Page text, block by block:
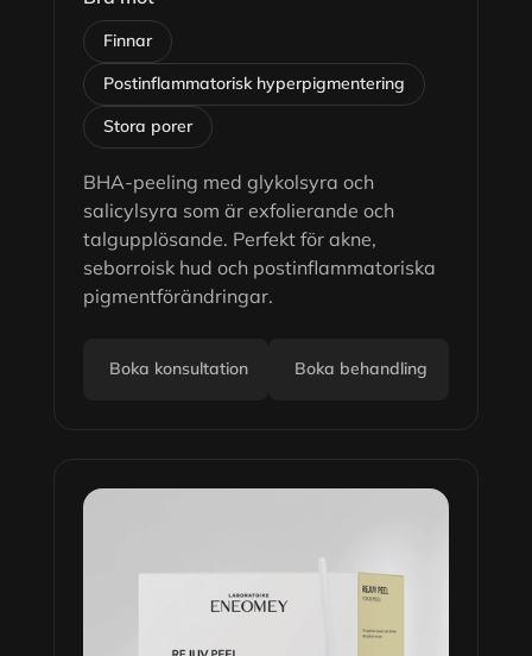
Finnar
Postinflammatorisk hyperpigmentering
Stora porer
BHA-peeling med glykolsyra och
salicylsyra som är exfolierande och
talgupplösande. Perfekt för akne,
seborroisk hud och postinflammatoriska
pigmentförändringar.
Boka konsultation Boka behandling